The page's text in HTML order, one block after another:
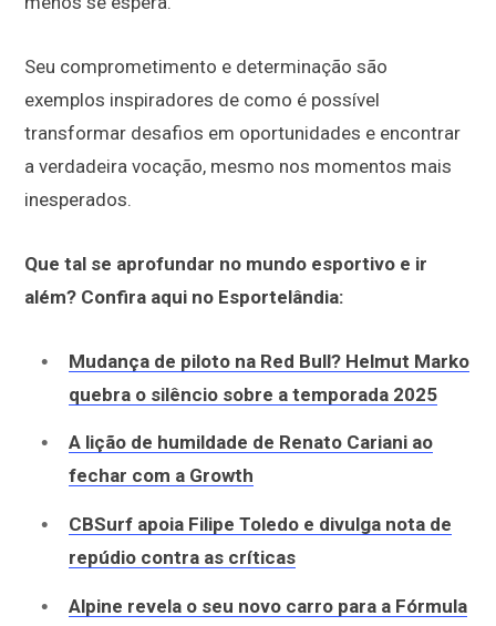
Seu comprometimento e determinação são
exemplos inspiradores de como é possível
transformar desafios em oportunidades e encontrar
a verdadeira vocação, mesmo nos momentos mais
inesperados.
Que tal se aprofundar no mundo esportivo e ir
além? Confira aqui no Esportelândia:
Mudança de piloto na Red Bull? Helmut Marko
quebra o silêncio sobre a temporada 2025
A lição de humildade de Renato Cariani ao
fechar com a Growth
CBSurf apoia Filipe Toledo e divulga nota de
repúdio contra as críticas
Alpine revela o seu novo carro para a Fórmula